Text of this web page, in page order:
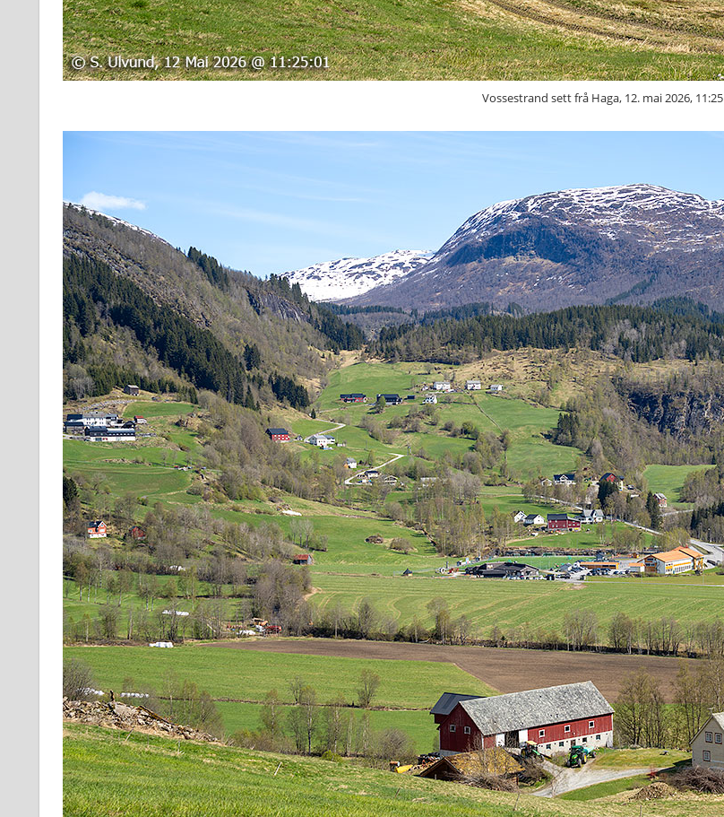
Vossestrand sett frå Haga, 12. mai 2026, 11:25